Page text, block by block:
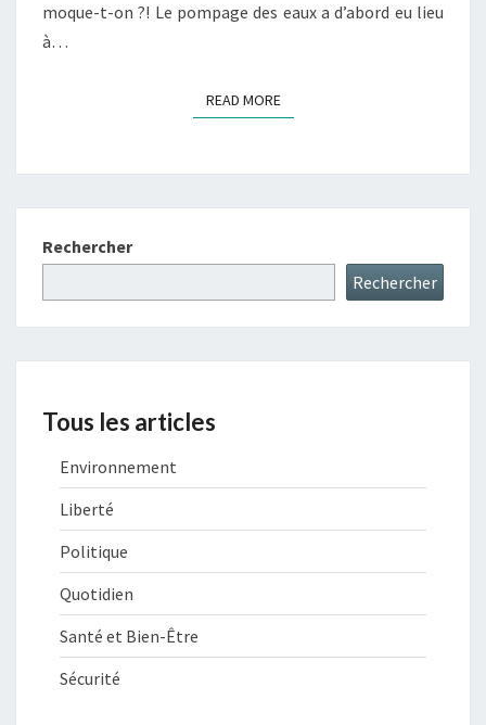
moque-t-on ?! Le pompage des eaux a d’abord eu lieu
à…
READ MOREREAD MORE
Rechercher
Rechercher
Tous les articles
Environnement
Liberté
Politique
Quotidien
Santé et Bien-Être
Sécurité